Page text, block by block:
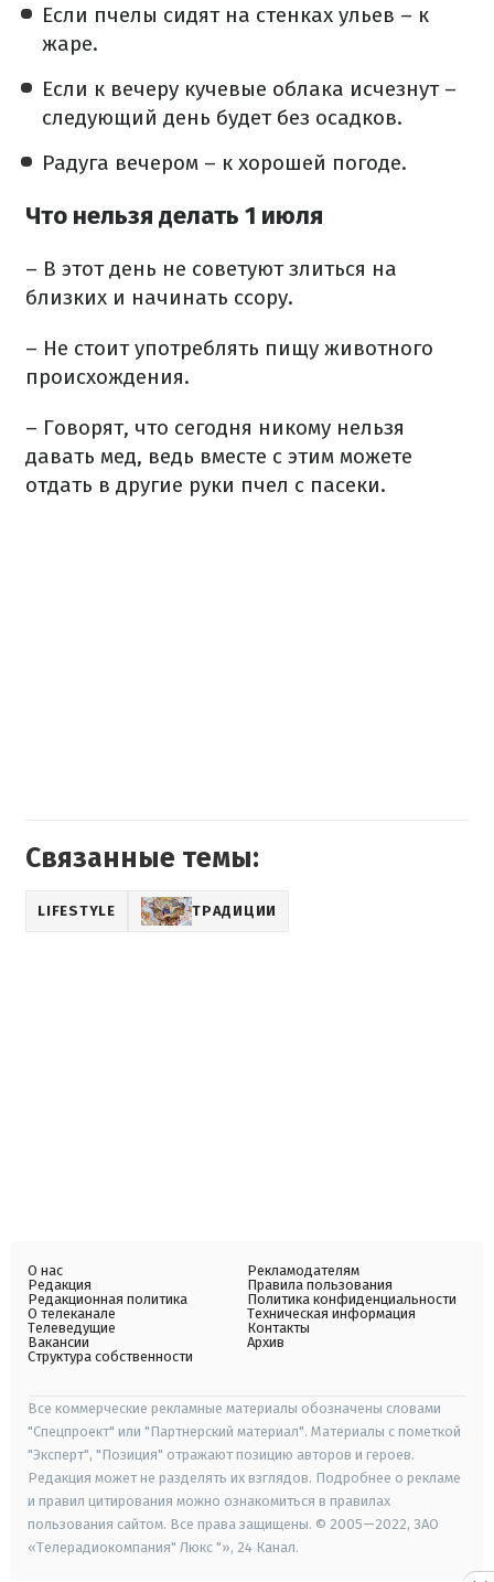
Если пчелы сидят на стенках ульев – к
жаре.
Если к вечеру кучевые облака исчезнут –
следующий день будет без осадков.
Радуга вечером – к хорошей погоде.
Что нельзя делать 1 июля
– В этот день не советуют злиться на
близких и начинать ссору.
– Не стоит употреблять пищу животного
происхождения.
– Говорят, что сегодня никому нельзя
давать мед, ведь вместе с этим можете
отдать в другие руки пчел с пасеки.
Связанные темы:
LIFESTYLE ТРАДИЦИИ
О нас
Редакция
Редакционная политика
О телеканале
Телеведущие
Вакансии
Структура собственности
Рекламодателям
Правила пользования
Политика конфиденциальности
Техническая информация
Контакты
Архив
Все коммерческие рекламные материалы обозначены словами
"Спецпроект" или "Партнерский материал". Материалы с пометкой
"Эксперт", "Позиция" отражают позицию авторов и героев.
Редакция может не разделять их взглядов. Подробнее о рекламе
и правил цитирования можно ознакомиться в правилах
пользования сайтом. Все права защищены. © 2005—2022, ЗАО
«Телерадиокомпания" Люкс "», 24 Канал.